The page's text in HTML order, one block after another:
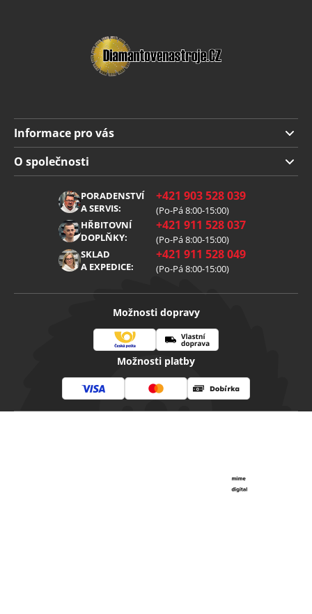
Informace pro vás
Doprava a platba
Obchodní podmínky
Reklamace
Zpracování osobních údajů
O společnosti
PORADENSTVÍ
A SERVIS:
+421 903 528 039
(Po-Pá 8:00-15:00)
HŘBITOVNÍ
DOPLŇKY:
+421 911 528 037
(Po-Pá 8:00-15:00)
SKLAD
A EXPEDICE:
+421 911 528 049
(Po-Pá 8:00-15:00)
Možnosti dopravy
Česká
Vlastní
doprava
Možnosti platby